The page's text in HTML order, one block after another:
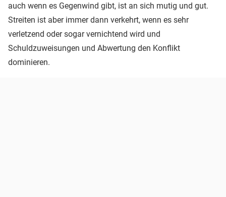
auch wenn es Gegenwind gibt, ist an sich mutig und gut.
Streiten ist aber immer dann verkehrt, wenn es sehr
verletzend oder sogar vernichtend wird und
Schuldzuweisungen und Abwertung den Konflikt
dominieren.